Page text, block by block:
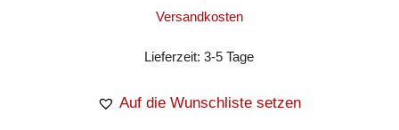
Versandkosten
Lieferzeit:3-5 Tage
Auf die Wunschliste setzen